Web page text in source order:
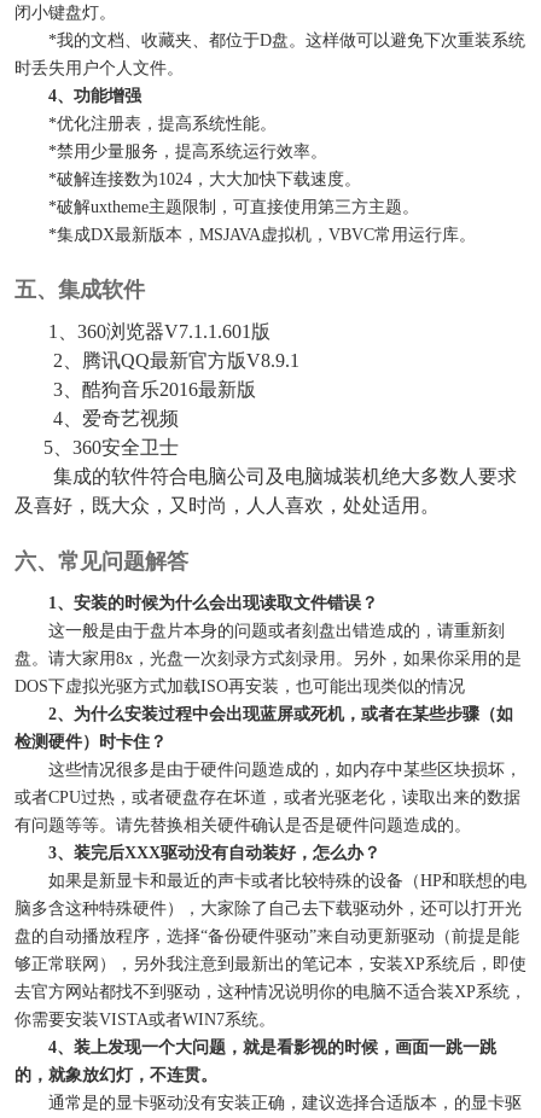
闭小键盘灯。
*我的文档、收藏夹、都位于D盘。这样做可以避免下次重装系统
时丢失用户个人文件。
4、功能增强
*优化注册表，提高系统性能。
*禁用少量服务，提高系统运行效率。
*破解连接数为1024，大大加快下载速度。
*破解uxtheme主题限制，可直接使用第三方主题。
*集成DX最新版本，MSJAVA虚拟机，VBVC常用运行库。
五、集成软件
1、360浏览器V7.1.1.601版
2、腾讯QQ最新官方版V8.9.1
3、酷狗音乐2016最新版
4、爱奇艺视频
5、360安全卫士
集成的软件符合电脑公司及电脑城装机绝大多数人要求
及喜好，既大众，又时尚，人人喜欢，处处适用。
六、常见问题解答
1、安装的时候为什么会出现读取文件错误？
这一般是由于盘片本身的问题或者刻盘出错造成的，请重新刻
盘。请大家用8x，光盘一次刻录方式刻录用。另外，如果你采用的是
DOS下虚拟光驱方式加载ISO再安装，也可能出现类似的情况
2、为什么安装过程中会出现蓝屏或死机，或者在某些步骤（如
检测硬件）时卡住？
这些情况很多是由于硬件问题造成的，如内存中某些区块损坏，
或者CPU过热，或者硬盘存在坏道，或者光驱老化，读取出来的数据
有问题等等。请先替换相关硬件确认是否是硬件问题造成的。
3、装完后XXX驱动没有自动装好，怎么办？
如果是新显卡和最近的声卡或者比较特殊的设备（HP和联想的电
脑多含这种特殊硬件），大家除了自己去下载驱动外，还可以打开光
盘的自动播放程序，选择“备份硬件驱动”来自动更新驱动（前提是能
够正常联网），另外我注意到最新出的笔记本，安装XP系统后，即使
去官方网站都找不到驱动，这种情况说明你的电脑不适合装XP系统，
你需要安装VISTA或者WIN7系统。
4、装上发现一个大问题，就是看影视的时候，画面一跳一跳
的，就象放幻灯，不连贯。
通常是的显卡驱动没有安装正确，建议选择合适版本，的显卡驱